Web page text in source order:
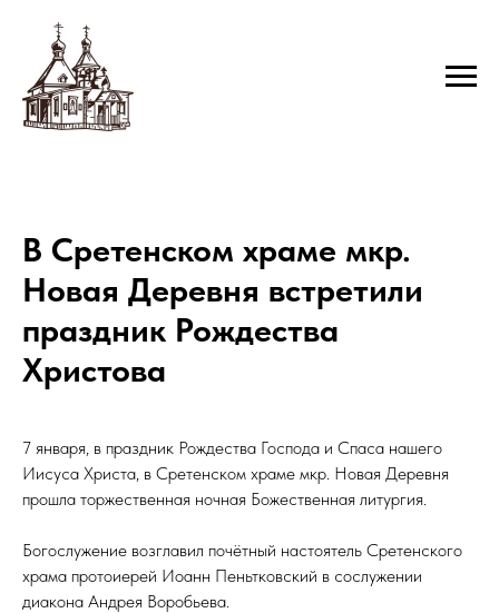
В Сретенском храме мкр.
Новая Деревня встретили
праздник Рождества
Христова
7 января, в праздник Рождества Господа и Спаса нашего
Иисуса Христа, в Сретенском храме мкр. Новая Деревня
прошла торжественная ночная Божественная литургия.
Богослужение возглавил почётный настоятель Сретенского
храма протоиерей Иоанн Пеньтковский в сослужении
диакона Андрея Воробьева.